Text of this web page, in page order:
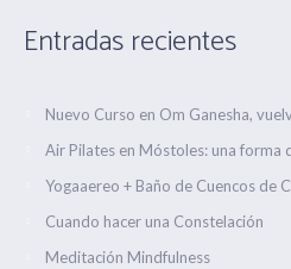
Entradas recientes
Nuevo Curso en Om Ganesha,
Air Pilates en Móstoles: una forma
Yogaaereo + Baño de Cuencos de
Cuando hacer una Constelación
Meditación Mindfulness